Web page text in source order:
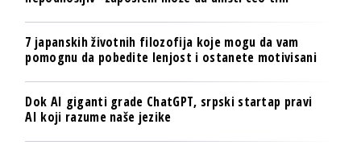
7 japanskih životnih filozofija koje mogu da vam
pomognu da pobedite lenjost i ostanete motivisani
Dok AI giganti grade ChatGPT, srpski startap pravi
AI koji razume naše jezike